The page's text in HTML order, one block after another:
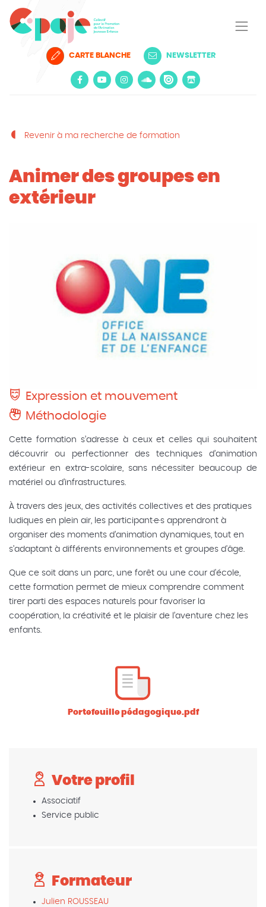
CARTE BLANCHE NEWSLETTER
Revenir à ma recherche de formation
Votre profil
Associatif
Service public
Formateur
Julien ROUSSEAU
Animer des groupes en
extérieur
Expression et mouvement
Méthodologie
Cette formation s’adresse à ceux et celles qui souhaitent
découvrir ou perfectionner des techniques d’animation
extérieur en extra-scolaire, sans nécessiter beaucoup de
matériel ou d’infrastructures.
À travers des jeux, des activités collectives et des pratiques
ludiques en plein air, les participant·e·s apprendront à
organiser des moments d’animation dynamiques, tout en
s’adaptant à différents environnements et groupes d'âge.
Que ce soit dans un parc, une forêt ou une cour d'école,
cette formation permet de mieux comprendre comment
tirer parti des espaces naturels pour favoriser la
coopération, la créativité et le plaisir de l’aventure chez les
enfants.
Portefeuille pédagogique.pdf